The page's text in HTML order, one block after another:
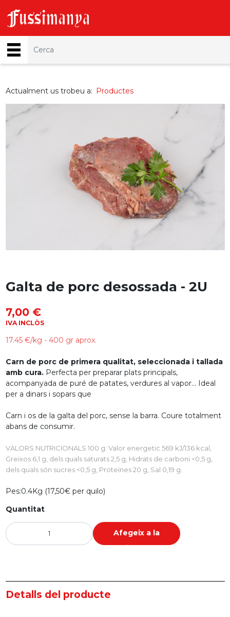
Actualment us trobeu a: Productes
Galta de porc desossada - 2U
7,00 €
IVA INCLÒS
17.45 €/kg - 400 gr aprox.
Carn de porc de primera qualitat, seleccionada i tallada
amb cura.Perfecta per preparar plats principals,
acompanyada de puré de patates, verdures al vapor... Ideal
per a dinars i sopars que
Carn i os de la galta del porc, sense la barra. Coure totalment
abans de consumir.
VALORS NUTRICIONALS 100 g: Valor energetic 569 kJ/136 kcal,
Greixos 6,1 g, dels quals saturats 2,5 g, Hidrats de carboni <0,5 g,
dels quals són sucres <0,5 g, Proteïnes 20 g, Sal 0,19 g.
Pes:0.4Kg (17,50€ per quilo)
Quantitat
Afegeix a la
cistella
Detalls del producte